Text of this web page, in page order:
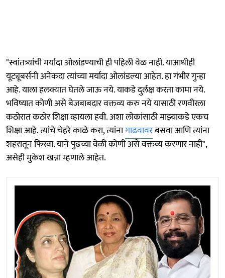
"स्वांतत्र्यांची मर्यादा ओलांडण्याची ही पहिली वेळ नाही. याआधीही
यूट्यूबर्सनी अनेकदा त्यांच्या मर्यादा ओलांडल्या आहेत. हा गंभीर गुन्हा
आहे. याला हलक्यात घेतले जाऊ नये. याकडे दुर्लक्ष करता कामा नये.
भविष्यात कोणी असे बेजबाबदार वक्तव्य करु नये यासाठी रणवीरला
कठोरात कठोर शिक्षा व्हायला हवी. अशा लोकांसाठी माझ्याकडे एकच
शिक्षा आहे. त्यांचे चेहरे काळे करा, त्यांनागाढवावरबसवा आणि त्यांना
शहरातून फिरवा. याने पुढच्या वेळी कोणी असे वक्तव्य करणार नाही",
असेही मुकेश खन्ना म्हणाले आहेत.